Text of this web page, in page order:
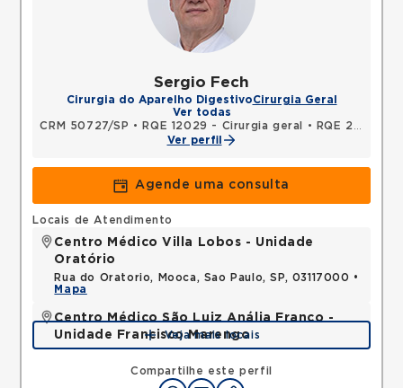
Sergio Fech
Cirurgia do Aparelho DigestivoCirurgia Geral
Ver todas
CRM 50727/SP • RQE 12029 - Cirurgia geral •
RQE 21044 - Acupuntura
Ver perfil
Agende uma consulta
Compartilhe este perfil
Locais de Atendimento
Centro Médico Villa Lobos - Unidade
Oratório
Rua do Oratorio, Mooca, Sao Paulo, SP, 03117000 •
Mapa
Centro Médico São Luiz Anália Franco -
Unidade Francisco Marengo
Rua Francisco Marengo, Tatuape, Sao Paulo, SP,
Mapa
Veja mais locais